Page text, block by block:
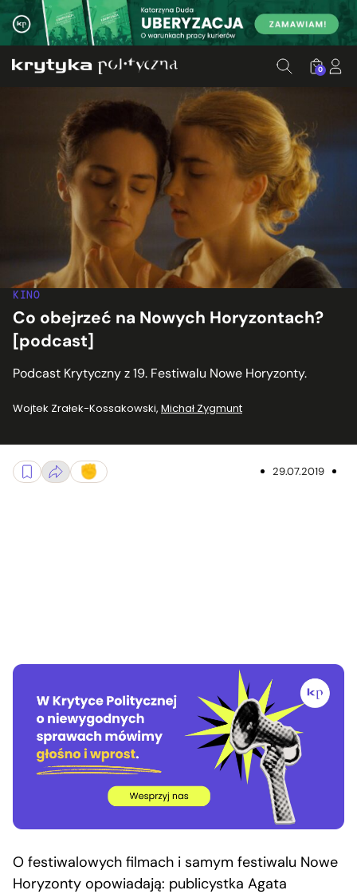
0
KINO
Co obejrzeć na Nowych Horyzontach?
[podcast]
Podcast Krytyczny z 19. Festiwalu Nowe Horyzonty.
Wojtek Zrałek-Kossakowski, Michał Zygmunt
29.07.2019
O festiwalowych filmach i samym festiwalu Nowe
Horyzonty opowiadają: publicystka Agata